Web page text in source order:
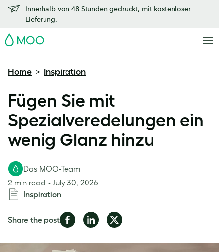
Innerhalb von 48 Stunden gedruckt, mit kostenloser
Lieferung.
MOO
Home > Inspiration
Fügen Sie mit
Spezialveredelungen ein
wenig Glanz hinzu
Das MOO-Team
2 min read
July 30, 2026
Inspiration
Share the postShare
Facebook
Share
LinkedIn
Share
Twitter